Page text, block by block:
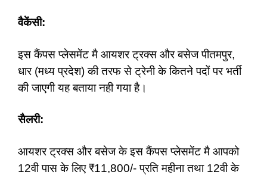
वैकेंसी:
इस कैंपस प्लेसमेंट मै आयशर ट्रक्स और बसेज पीतमपुर,
धार (मध्य प्रदेश) की तरफ से ट्रेनी के कितने पदों पर भर्ती
की जाएगी यह बताया नही गया है।
सैलरी:
आयशर ट्रक्स और बसेज के इस कैंपस प्लेसमेंट मै आपको
12वी पास के लिए ₹11,800/- प्रति महीना तथा 12वी के